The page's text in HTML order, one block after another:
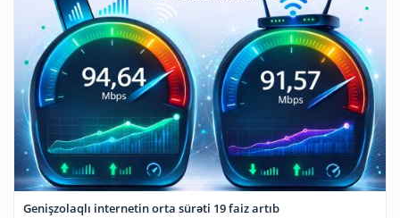
Genişzolaqlı internetin orta sürəti 19 faiz artıb